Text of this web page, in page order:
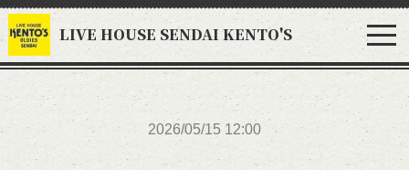
LIVE HOUSE SENDAI KENTO'S
2026/05/15 12:00